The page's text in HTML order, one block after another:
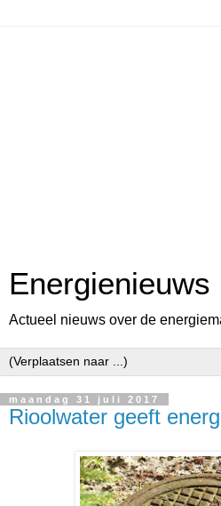
Energienieuws
Actueel nieuws over de
maandag 31 juli 2017
Rioolwater geeft